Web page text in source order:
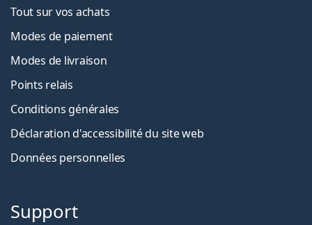
Tout sur vos achats
Modes de paiement
Modes de livraison
Points relais
Conditions générales
Déclaration d'accessibilité du site web
Données personnelles
Support